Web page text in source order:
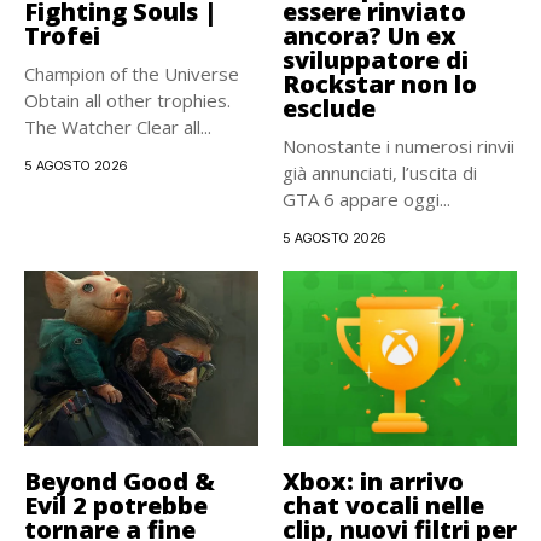
Fighting Souls |
Trofei
Champion of the Universe
Obtain all other trophies.
The Watcher Clear all...
5 AGOSTO 2026
essere rinviato
ancora? Un ex
sviluppatore di
Rockstar non lo
esclude
Nonostante i numerosi rinvii
già annunciati, l’uscita di
GTA 6 appare oggi...
5 AGOSTO 2026
Beyond Good &
Evil 2 potrebbe
tornare a fine
Xbox: in arrivo
chat vocali nelle
clip, nuovi filtri per